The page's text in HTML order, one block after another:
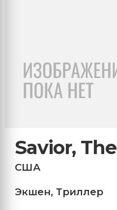
Savior, The
США
Экшен, Триллер